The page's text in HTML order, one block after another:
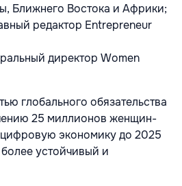
Ближнего Востока и Африки;
редактор Entrepreneur
директор Women
глобального обязательства
25 миллионов женщин-
экономику до 2025
устойчивый и